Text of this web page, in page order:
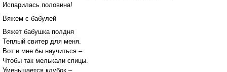
Испарилась половина!
Вяжем с бабулей
Вяжет бабушка полдня
Теплый свитер для меня.
Вот и мне бы научиться –
Чтобы так мелькали спицы.
Уменьшается клубок –